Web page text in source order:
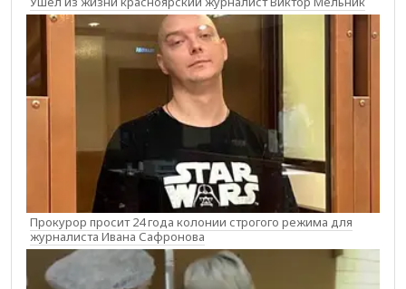
Прокурор просит 24 года колонии строгого режима для
журналиста Ивана Сафронова